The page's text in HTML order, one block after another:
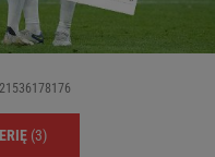
(3)